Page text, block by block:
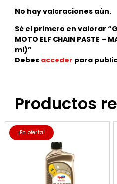
No hay valoraciones aún.
Sé el primero en valorar
MOTO ELF CHAIN PASTE –
ml)”
Debes acceder para
Productos
¡En oferta!